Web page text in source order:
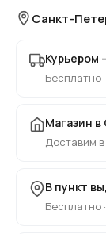
Санкт-
Курьером
Бесплатно
Магазин
Доставим
В пункт
Бесплатно